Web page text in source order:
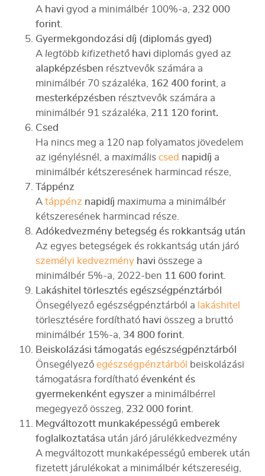
A havi gyod a minimálbér 100%-a, 232 000
forint.
Gyermekgondozási díj (diplomás gyed)
A legtöbb kifizethető havi diplomás gyed az
alapképzésben résztvevők számára a
minimálbér 70 százaléka,
162 400 forint, a
mesterképzésben résztvevők számára a
minimálbér 91 százaléka, 211 120 forint.
Csed
Ha nincs meg a 120 nap folyamatos jövedelem
az igénylésnél, a maximális csed napidíj a
minimálbér kétszeresének harmincad része,
Táppénz
A táppénz napidíj maximuma a minimálbér
kétszeresének harmincad része.
Adókedvezmény betegség és rokkantság után
Az egyes betegségek és rokkantság után járó
személyi kedvezmény havi összege a
minimálbér 5%-a, 2022-ben 11 600 forint.
Lakáshitel törlesztés egészségpénztárból
Önsegélyező egészségpénztárból a lakáshitel
törlesztésére fordítható havi összeg a bruttó
minimálbér 15%-a, 34 800 forint.
Beiskolázási támogatás egészségpénztárból
Önsegélyező egészségpénztárból beiskolázási
támogatásra fordítható évenként és
gyermekenként egyszera minimálbérrel
megegyező összeg, 232 000 forint.
Megváltozott munkaképességű emberek
foglalkoztatása után járó járulékkedvezmény
A megváltozott munkaképességű emberek után
fizetett járulékokat a minimálbér kétszereséig,